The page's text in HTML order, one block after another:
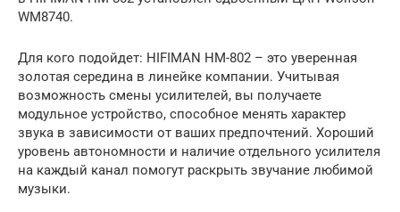
WM8740.
Для кого подойдет: HIFIMAN HM-802 – это уверенная
золотая середина в линейке компании. Учитывая
возможность смены усилителей, вы получаете
модульное устройство, способное менять характер
звука в зависимости от ваших предпочтений. Хороший
уровень автономности и наличие отдельного усилителя
на каждый канал помогут раскрыть звучание любимой
музыки.